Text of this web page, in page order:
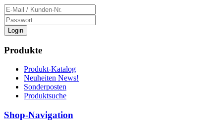
Login
Produkte
Produkt-Katalog
Neuheiten News!
Sonderposten
Produktsuche
Shop-Navigation